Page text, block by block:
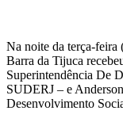
Na noite da terça-
Barra da Tijuca
Superintendência De
SUDERJ – e
Desenvolvimento